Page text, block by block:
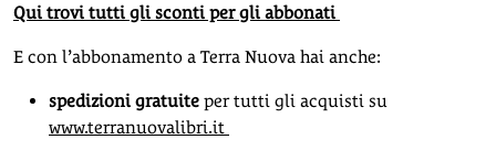
Qui trovi tutti gli sconti per gli abbonati
E con l’abbonamento a Terra Nuova hai anche:
spedizioni gratuite per tutti gli acquisti su
www.terranuovalibri.it